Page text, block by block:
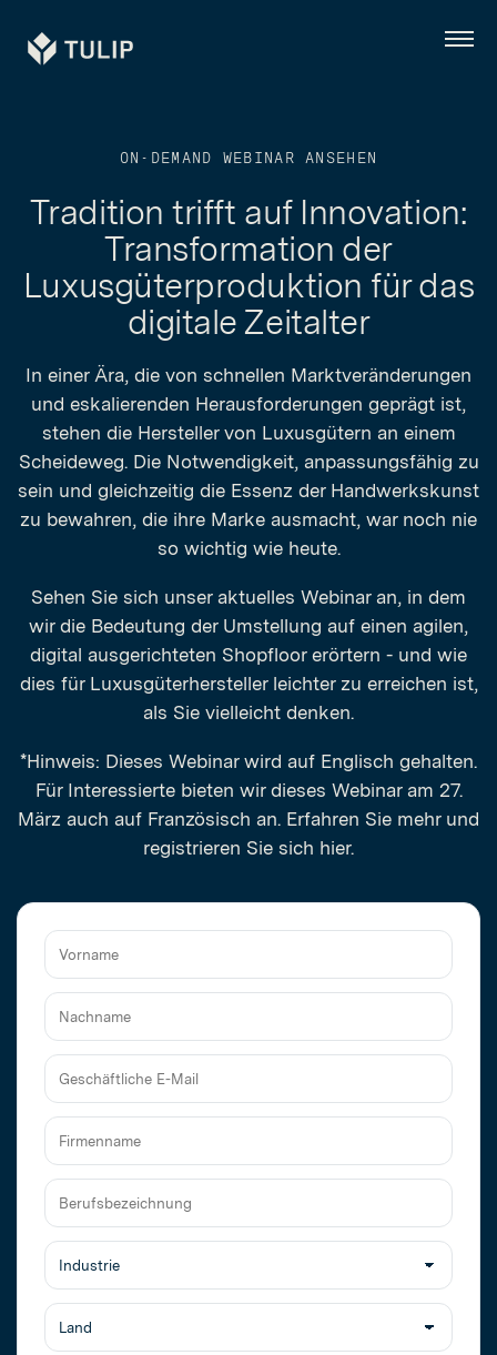
Tulip Menü
Vorname
Nachname
Geschäftliche
E-
Mail
Firmenname
Berufsbezeichnung
ON-DEMAND WEBINAR ANSEHEN
Tradition trifft auf Innovation:
Transformation der
Luxusgüterproduktion für das
digitale Zeitalter
In einer Ära, die von schnellen Marktveränderungen
und eskalierenden Herausforderungen geprägt ist,
stehen die Hersteller von Luxusgütern an einem
Scheideweg. Die Notwendigkeit, anpassungsfähig zu
sein und gleichzeitig die Essenz der Handwerkskunst
zu bewahren, die ihre Marke ausmacht, war noch nie
so wichtig wie heute.
Sehen Sie sich unser aktuelles Webinar an, in dem
wir die Bedeutung der Umstellung auf einen agilen,
digital ausgerichteten Shopfloor erörtern - und wie
dies für Luxusgüterhersteller leichter zu erreichen ist,
als Sie vielleicht denken.
*Hinweis: Dieses Webinar wird auf Englisch gehalten.
Für Interessierte bieten wir dieses Webinar am 27.
März auch auf Französisch an. Erfahren Sie mehr und
registrieren Sie sich hier.